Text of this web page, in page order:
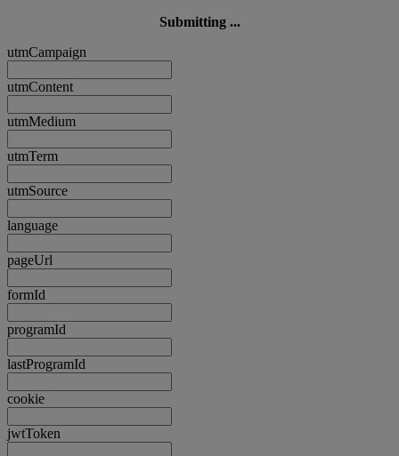
Submitting ...
utmCampaign
utmContent
utmMedium
utmTerm
utmSource
language
pageUrl
formId
programId
lastProgramId
cookie
jwtToken